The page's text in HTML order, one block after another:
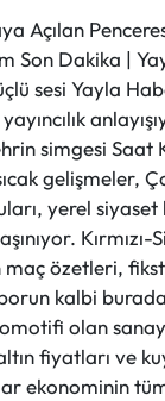
Açılan
Son Dakika |
sesi Yayla
simgesi Saat
gelişmeler,
yerel
Kırmızı-
maç özetleri,
kalbi
olan
fiyatları ve
ekonominin